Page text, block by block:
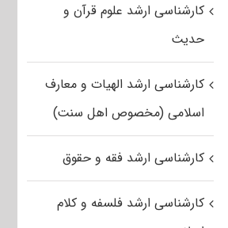
کارشناسی ارشد علوم قرآن و
حدیث
کارشناسی ارشد الهیات و معارف
اسلامی (مخصوص اهل سنت)
کارشناسی ارشد فقه و حقوق
کارشناسی ارشد فلسفه و کلام